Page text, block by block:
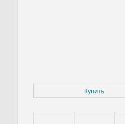
Купить